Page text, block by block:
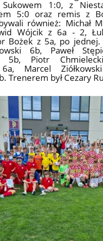
1:0, z
5:0 oraz remis z
również: Michał
Wójcik z 6a - 2,
Bożek z 5a, po jednej.
6b, Paweł
5b, Piotr
6a, Marcel
Trenerem był Cezary